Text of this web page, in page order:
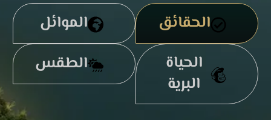
الحقائق
الموائل
الحياة
البرية
الطقس